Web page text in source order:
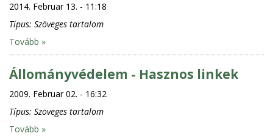
2014. Februar 13. - 11:18
Típus: Szöveges tartalom
Tovább »
Állományvédelem - Hasznos linkek
2009. Februar 02. - 16:32
Típus: Szöveges tartalom
Tovább »